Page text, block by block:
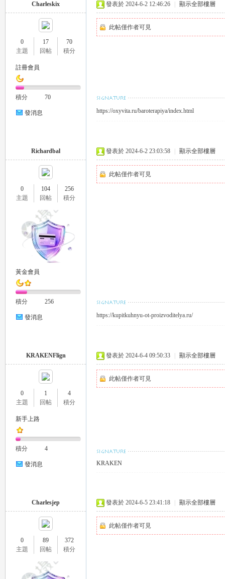
Charleskix
0
主題
17
回帖
70
積分
註冊會員
積分 70
發消息
發表於 2024-6-2 12:46:26 顯示全部樓層
此帖僅作者可見
https://oxyvita.ru/baroterapiya/index.html
Richardbal
0
主題
104
回帖
256
積分
黃金會員
積分 256
發消息
發表於 2024-6-2 23:03:58 顯示全部樓層
此帖僅作者可見
https://kupitkuhnyu-ot-proizvoditelya.ru/
KRAKENFlign
0
主題
1
回帖
4
積分
新手上路
積分 4
發消息
發表於 2024-6-4 09:50:33 顯示全部樓層
此帖僅作者可見
KRAKEN
Charlesjep
0
主題
89
回帖
372
積分
發表於 2024-6-5 23:41:18 顯示全部樓層
此帖僅作者可見